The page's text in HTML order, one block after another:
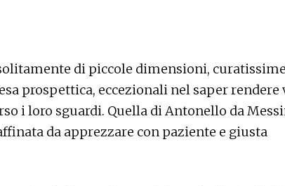
di piccole dimensioni,
prospettica, eccezionali nel saper rendere
i loro sguardi. Quella di Antonello da
da apprezzare con paziente e giusta